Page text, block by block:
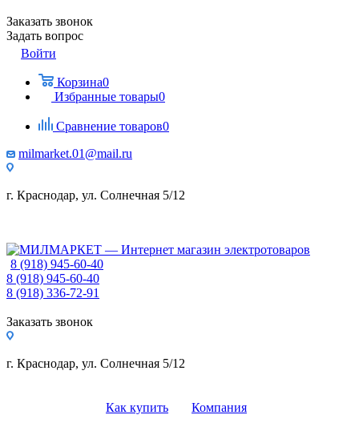
Заказать звонок
Задать вопрос
Войти
Корзина0
Избранные товары0
Сравнение товаров0
milmarket.01@mail.ru
г. Краснодар, ул. Солнечная 5/12
8 (918) 945-60-40
8 (918) 945-60-40
8 (918) 336-72-91
Заказать звонок
г. Краснодар, ул. Солнечная 5/12
Как купить
Компания